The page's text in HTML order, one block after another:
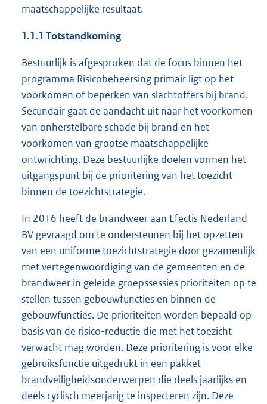
maatschappelijke resultaat.
1.1.1 Totstandkoming
Bestuurlijk is afgesproken dat de focus binnen het
programma Risicobeheersing primair ligt op het
voorkomen of beperken van slachtoffers bij brand.
Secundair gaat de aandacht uit naar het voorkomen
van onherstelbare schade bij brand en het
voorkomen van grootse maatschappelijke
ontwrichting. Deze bestuurlijke doelen vormen het
uitgangspunt bij de prioritering van het toezicht
binnen de toezichtstrategie.
In 2016 heeft de brandweer aan Efectis Nederland
BV gevraagd om te ondersteunen bij het opzetten
van een uniforme toezichtstrategie door gezamenlijk
met vertegenwoordiging van de gemeenten en de
brandweer in geleide groepssessies prioriteiten op te
stellen tussen gebouwfuncties en binnen de
gebouwfuncties. De prioriteiten worden bepaald op
basis van de risico-reductie die met het toezicht
verwacht mag worden. Deze prioritering is voor elke
gebruiksfunctie uitgedrukt in een pakket
brandveiligheidsonderwerpen die deels jaarlijks en
deels cyclisch meerjarig te inspecteren zijn. Deze